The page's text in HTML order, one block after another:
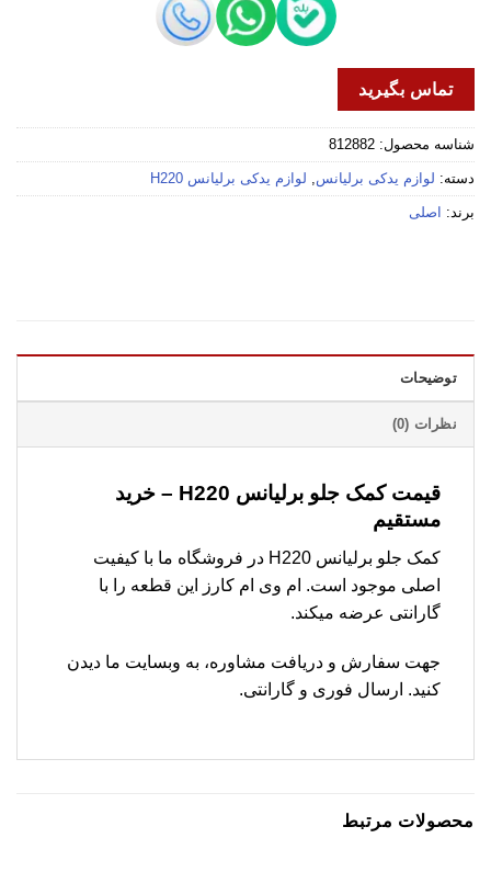
تماس بگیرید
شناسه محصول: 812882
دسته: لوازم یدکی برلیانس, لوازم یدکی برلیانس H220
برند: اصلی
توضیحات
نظرات (0)
قیمت کمک جلو برلیانس H220 – خرید
مستقیم
کمک جلو برلیانس H220 در فروشگاه ما با کیفیت
اصلی موجود است. ام وی ام کارز این قطعه را با
گارانتی عرضه میکند.
جهت سفارش و دریافت مشاوره، به وبسایت ما دیدن
کنید. ارسال فوری و گارانتی.
محصولات مرتبط